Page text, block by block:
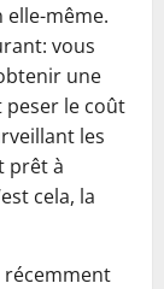
elle-même.
vous
une
peser le coût
les
prêt à
cela, la
récemment